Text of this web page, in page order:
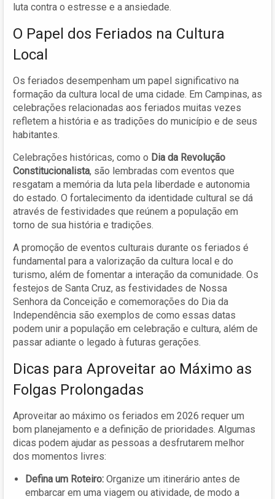
luta contra o estresse e a ansiedade.
O Papel dos Feriados na Cultura
Local
Os feriados desempenham um papel significativo na
formação da cultura local de uma cidade. Em Campinas, as
celebrações relacionadas aos feriados muitas vezes
refletem a história e as tradições do município e de seus
habitantes.
Celebrações históricas, como o Dia da Revolução
Constitucionalista, são lembradas com eventos que
resgatam a memória da luta pela liberdade e autonomia
do estado. O fortalecimento da identidade cultural se dá
através de festividades que reúnem a população em
torno de sua história e tradições.
A promoção de eventos culturais durante os feriados é
fundamental para a valorização da cultura local e do
turismo, além de fomentar a interação da comunidade. Os
festejos de Santa Cruz, as festividades de Nossa
Senhora da Conceição e comemorações do Dia da
Independência são exemplos de como essas datas
podem unir a população em celebração e cultura, além de
passar adiante o legado à futuras gerações.
Dicas para Aproveitar ao Máximo as
Folgas Prolongadas
Aproveitar ao máximo os feriados em 2026 requer um
bom planejamento e a definição de prioridades. Algumas
dicas podem ajudar as pessoas a desfrutarem melhor
dos momentos livres:
Defina um Roteiro: Organize um itinerário antes de
embarcar em uma viagem ou atividade, de modo a